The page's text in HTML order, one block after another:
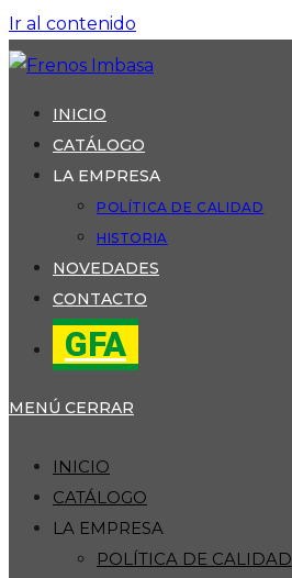
Ir al contenido
INICIO
CATÁLOGO
LA EMPRESA
POLÍTICA DE CALIDAD
HISTORIA
NOVEDADES
CONTACTO
GFA
MENÚ CERRAR
INICIO
CATÁLOGO
LA EMPRESA
POLÍTICA DE CALIDAD